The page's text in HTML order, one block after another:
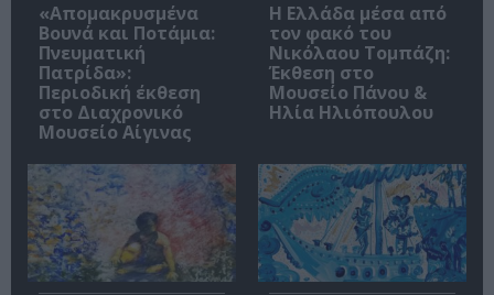
«Απομακρυσμένα
Βουνά και Ποτάμια:
Πνευματική
Πατρίδα»:
Περιοδική έκθεση
στο Διαχρονικό
Μουσείο Αίγινας
Η Ελλάδα μέσα από
τον φακό του
Νικόλαου Τομπάζη:
Έκθεση στο
Μουσείο Πάνου &
Ηλία Ηλιόπουλου